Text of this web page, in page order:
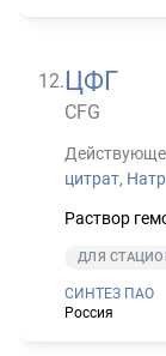
12.ЦФГ
CFG
цитрат,
Раствор
ДЛЯ
СИНТЕЗ ПАО
Россия